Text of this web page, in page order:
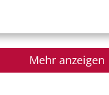
Mehr anzeigen